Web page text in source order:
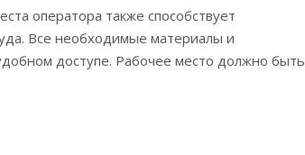
оператора также способствует
Все необходимые материалы и
доступе. Рабочее место должно быть